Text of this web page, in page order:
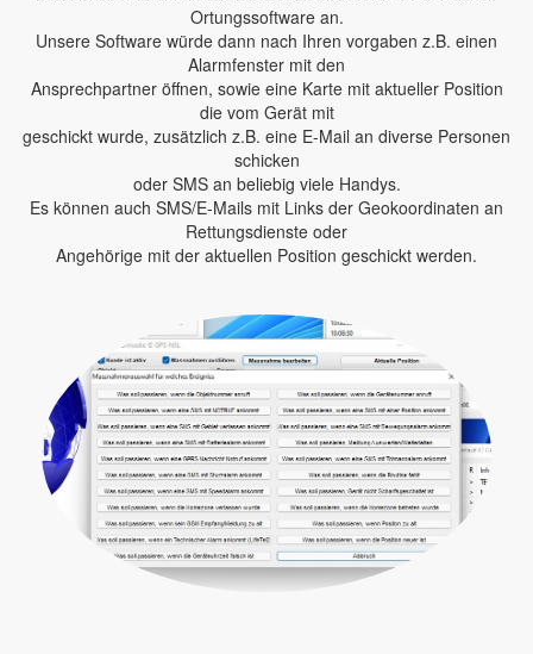
Ortungssoftware an.
Unsere Software würde dann nach Ihren vorgaben z.B. einen
Alarmfenster mit den
Ansprechpartner öffnen, sowie eine Karte mit aktueller Position
die vom Gerät mit
geschickt wurde, zusätzlich z.B. eine E-Mail an diverse Personen
schicken
oder SMS an beliebig viele Handys.
Es können auch SMS/E-Mails mit Links der Geokoordinaten an
Rettungsdienste oder
Angehörige mit der aktuellen Position geschickt werden.